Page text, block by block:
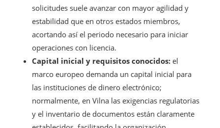
solicitudes suele avanzar con mayor agilidad y
estabilidad que en otros estados miembros,
acortando así el periodo necesario para iniciar
operaciones con licencia.
Capital inicial y requisitos conocidos: el
marco europeo demanda un capital inicial para
las instituciones de dinero electrónico;
normalmente, en Vilna las exigencias regulatorias
y el inventario de documentos están claramente